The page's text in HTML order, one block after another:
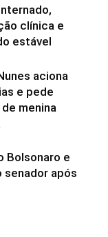
clínica e
estável
aciona
e pede
menina
Bolsonaro e
senador após